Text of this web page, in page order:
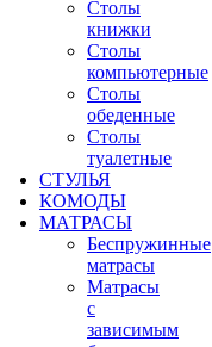
Столы
книжки
Столы
компьютерные
Столы
обеденные
Столы
туалетные
СТУЛЬЯ
КОМОДЫ
МАТРАСЫ
Беспружинные
матрасы
Матрасы
с
зависимым